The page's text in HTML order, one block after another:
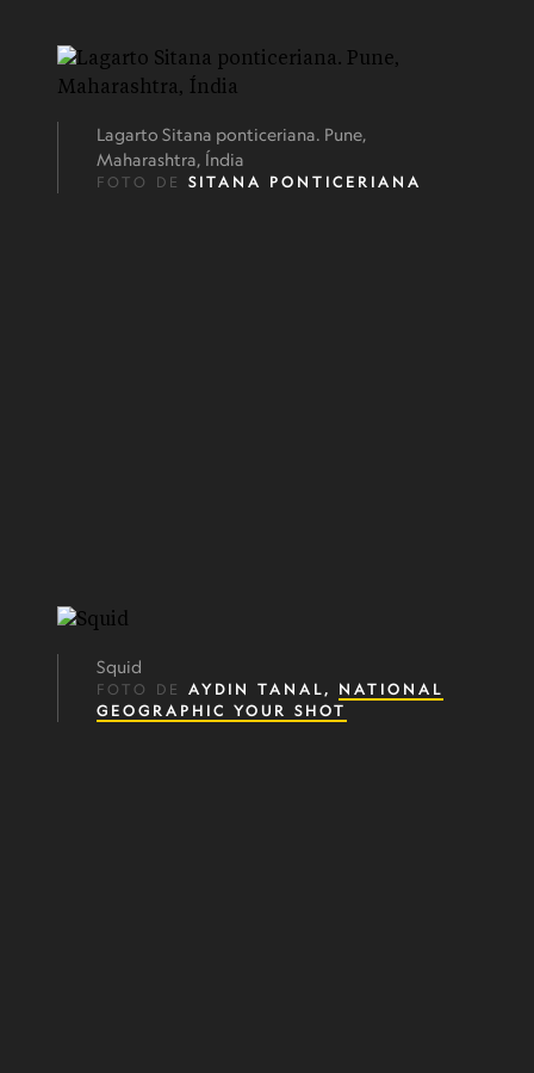
Lagarto Sitana ponticeriana. Pune,
Maharashtra, Índia
FOTO DE SITANA PONTICERIANA
Squid
FOTO DE AYDIN TANAL, NATIONAL
GEOGRAPHIC YOUR SHOT